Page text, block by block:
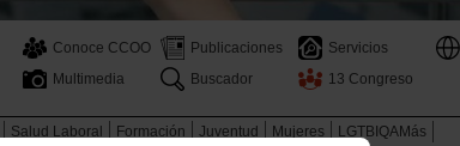
Conoce CCOO Publicaciones Servicios
Multimedia
Buscador 13 Congreso
Salud Laboral Formación Juventud Mujeres
LGTBIQAMás